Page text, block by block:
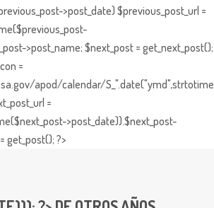
>post_date) $previous_post_url =
>post_name; $next_post = get_next_post();
=
apod/calendar/
=
>post_date)).$next_post-
get_post(); ?>